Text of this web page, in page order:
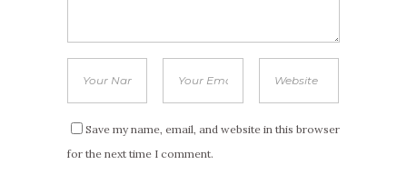
Save my name, email, and website in this browser
for the next time I comment.